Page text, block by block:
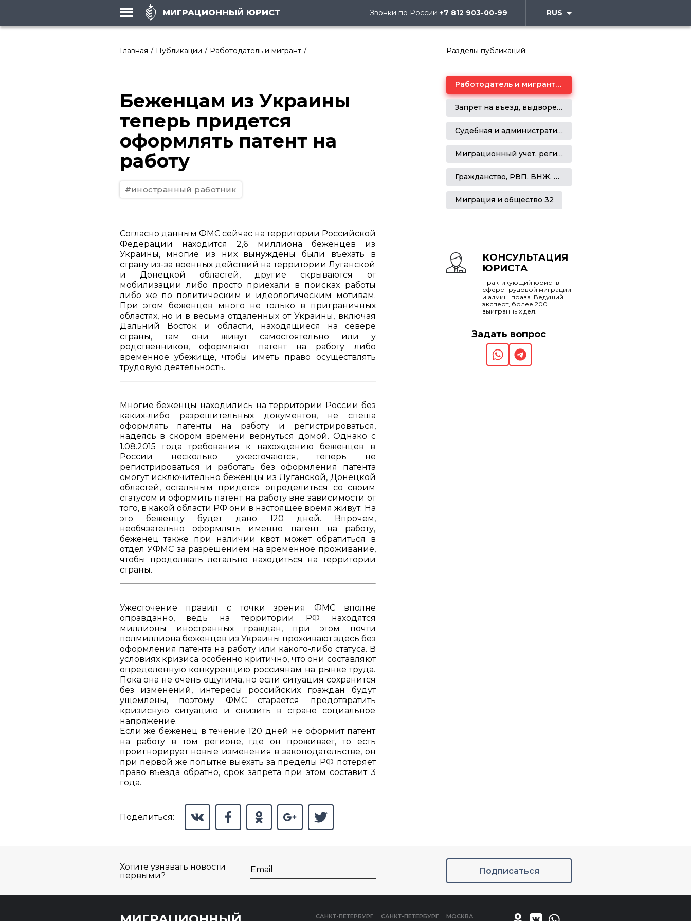
МИГРАЦИОННЫЙ ЮРИСТ RUS
Звонки по России +7 812 903-00-99
Главная Публикации Работодатель и мигрант
Беженцам из Украины
теперь придется
оформлять патент на
работу
#иностранный работник
Согласно данным ФМСсейчас на территории Российской
Федерации находится 2,6 миллиона беженцев из
Украины, многие из них вынуждены были въехать в
страну из-за военных действий на территории Луганской
и Донецкой областей, другие скрываются от
мобилизации либо просто приехали в поисках работы
либо же по политическим и идеологическим мотивам.
При этом беженцев много не только в приграничных
областях, но и в весьма отдаленных от Украины, включая
Дальний Восток и области, находящиеся на севере
страны, там они живут самостоятельно или у
родственников, оформляют патент на работу либо
временное убежище, чтобы иметь право осуществлять
трудовую деятельность.
Многие беженцы находились на территории России без
каких-либо разрешительных документов, не спеша
оформлять патенты на работу и регистрироваться,
надеясь в скором времени вернуться домой. Однако с
1.08.2015 года требования к нахождению беженцев в
России несколько ужесточаются, теперь не
регистрироваться и работать без оформления патента
смогут исключительно беженцы из Луганской, Донецкой
областей, остальным придется определиться со своим
статусом и оформить патент на работу вне зависимости от
того, в какой области РФ они в настоящее время живут. На
это беженцу будет дано 120 дней. Впрочем,
необязательно оформлять именно патент на работу,
беженец также при наличии квот может обратиться в
отдел УФМС за разрешением на временное проживание,
чтобы продолжать легально находиться на территории
страны.
Ужесточение правил с точки зрения ФМСвполне
оправданно, ведь на территории РФ находятся
миллионы иностранных граждан, при этом почти
полмиллиона беженцев из Украины проживают здесь без
оформления патента на работу или какого-либо статуса. В
условиях кризиса особенно критично, что они составляют
определенную конкуренцию россиянам на рынке труда.
Пока она не очень ощутима, но если ситуация сохранится
без изменений, интересы российских граждан будут
ущемлены, поэтому ФМСстарается предотвратить
кризисную ситуацию и снизить в стране социальное
напряжение.
Если же беженец в течение 120 дней не оформит патент
на работу в том регионе, где он проживает, то есть
проигнорирует новые изменения в законодательстве, он
при первой же попытке выехать за пределы РФ потеряет
право въезда обратно, срок запрета при этом составит 3
года.
Поделиться:
КОНСУЛЬТАЦИЯ
ЮРИСТА
Практикующий юрист в
сфере трудовой миграции
и админ. права. Ведущий
эксперт, более 200
выигранных дел.
Задать вопрос
Разделы публикаций:
Работодатель и мигрант 27
Запрет на въезд, выдворение и депортация 24
Судебная и административная практика 11
Миграционный учет, регистрация, патент на работу 5
Гражданство, РВП, ВНЖ, НРЯ 16
Миграция и общество 32
Хотите узнавать новости
первыми?
Email Подписаться
САНКТ-ПЕТЕРБУРГ САНКТ-ПЕТЕРБУРГ МОСКВА